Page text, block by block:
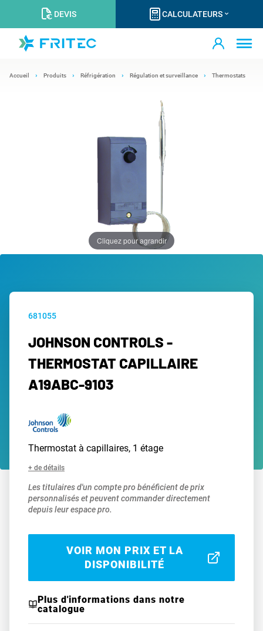
DEVIS CALCULATEURS
Accueil Produits Réfrigération Régulation et surveillance Thermostats
Cliquez pour agrandir
681055
JOHNSON CONTROLS -
THERMOSTAT CAPILLAIRE
A19ABC-9103
Thermostat à capillaires, 1 étage
+ de détails
Les titulaires d'un compte pro bénéficient de prix
personnalisés et peuvent commander directement
depuis leur espace pro.
VOIR MON PRIX ET LA
DISPONIBILITÉ
Plus d'informations dans notre
catalogue